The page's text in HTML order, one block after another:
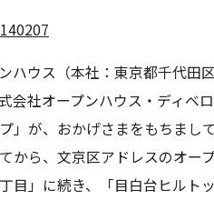
ハウス（本社：東京都千代田
会社オープンハウス・ディベ
」が、おかげさまをもちまし
から、文京区アドレスのオー
目」に続き、「目白台ヒルト